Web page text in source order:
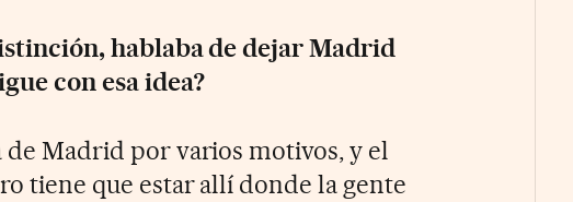
hablaba de dejar Madrid
con esa idea?
de Madrid por varios motivos, y el
tiene que estar allí donde la gente